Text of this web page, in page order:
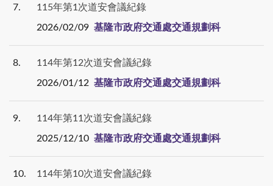
7 115年第1次道安會議紀錄
2026/02/09 基隆市政府交通處交通規劃科
8 114年第12次道安會議紀錄
2026/01/12 基隆市政府交通處交通規劃科
9 114年第11次道安會議紀錄
2025/12/10 基隆市政府交通處交通規劃科
10 114年第10次道安會議紀錄